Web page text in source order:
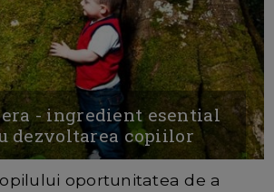
- ingredient esential
dezvoltarea copiilor
oportunitatea de a